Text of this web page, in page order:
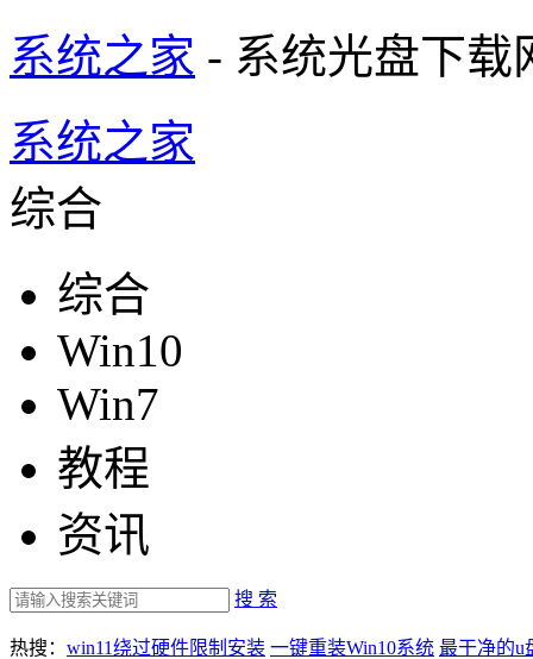
系统之家 - 系统光盘下载
系统之家
综合
综合
Win10
Win7
教程
资讯
搜 索
热搜： win11绕过硬件限制安装 一键重装Win10系统 最干净的u